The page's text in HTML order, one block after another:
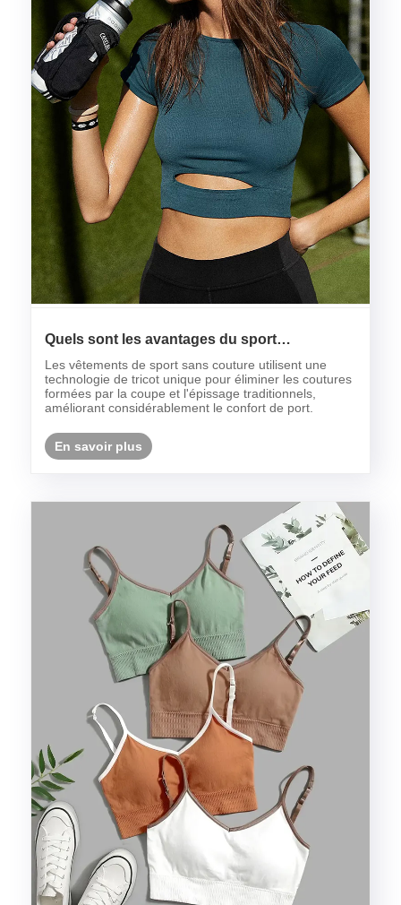
Quels sont les avantages du sport
transparent jure?
Les vêtements de sport sans couture utilisent une
technologie de tricot unique pour éliminer les coutures
formées par la coupe et l'épissage traditionnels,
améliorant considérablement le confort de port.
En savoir plus